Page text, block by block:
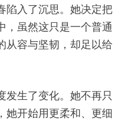
陷入了沉思。她决定把
，虽然这只是一个普通
从容与坚韧，却足以给
发生了变化。她不再只
她开始用更柔和、更细